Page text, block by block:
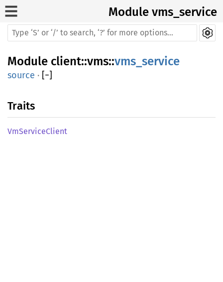
Module vms_service
Module client::vms::vms_service
source · [−]
Traits
VmServiceClient